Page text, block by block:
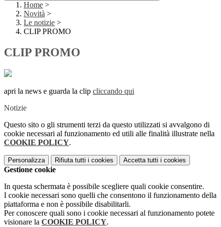
Home >
Novità >
Le notizie >
CLIP PROMO
CLIP PROMO
apri la news e guarda la clip cliccando qui
Notizie
Questo sito o gli strumenti terzi da questo utilizzati si avvalgono di
cookie necessari al funzionamento ed utili alle finalità illustrate nella
COOKIE POLICY.
Personalizza Rifiuta tutti i cookies Accetta tutti i cookies
Gestione cookie
In questa schermata è possibile scegliere quali cookie consentire.
I cookie necessari sono quelli che consentono il funzionamento della
piattaforma e non è possibile disabilitarli.
Per conoscere quali sono i cookie necessari al funzionamento potete
visionare la COOKIE POLICY.